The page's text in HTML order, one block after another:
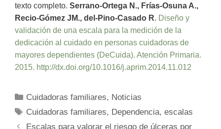
texto completo. Serrano-Ortega N., Frías-Osuna A.,
Recio-Gómez JM., del-Pino-Casado R. Diseño y
validación de una escala para la medición de la
dedicación al cuidado en personas cuidadoras de
mayores dependientes (DeCuida). Atención Primaria.
2015. http://dx.doi.org/10.1016/j.aprim.2014.11.012
Categorías
Cuidadoras familiares, Noticias
Etiquetas
Cuidadoras familiares, Dependencia,escalas
Escalas para valorar el riesgo de úlceras por